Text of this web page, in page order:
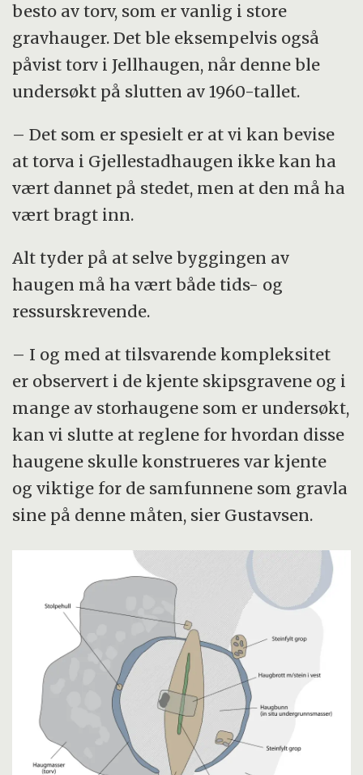
besto av torv, som er vanlig i store
gravhauger. Det ble eksempelvis også
påvist torv i Jellhaugen, når denne ble
undersøkt på slutten av 1960-tallet.
– Det som er spesielt er at vi kan bevise
at torva i Gjellestadhaugen ikke kan ha
vært dannet på stedet, men at den må ha
vært bragt inn.
Alt tyder på at selve byggingen av
haugen må ha vært både tids- og
ressurskrevende.
– I og med at tilsvarende kompleksitet
er observert i de kjente skipsgravene og i
mange av storhaugene som er undersøkt,
kan vi slutte at reglene for hvordan disse
haugene skulle konstrueres var kjente
og viktige for de samfunnene som gravla
sine på denne måten, sier Gustavsen.